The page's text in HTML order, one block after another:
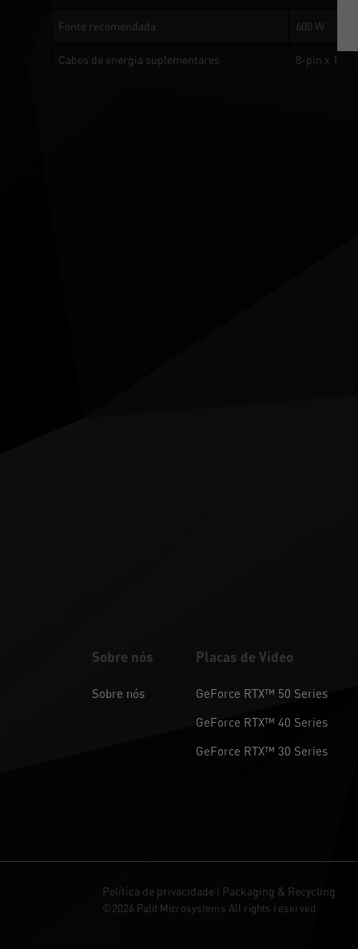
Fonte recomendada 600 W
Cabos de energia suplementares 8-pin x 1
Sobre nós
Sobre nós
Placas de Vídeo
GeForce RTX™ 50 Series
GeForce RTX™ 40 Series
GeForce RTX™ 30 Series
Política de privacidade | Packaging & Recycling
©2026 Palit Microsystems All rights reserved.